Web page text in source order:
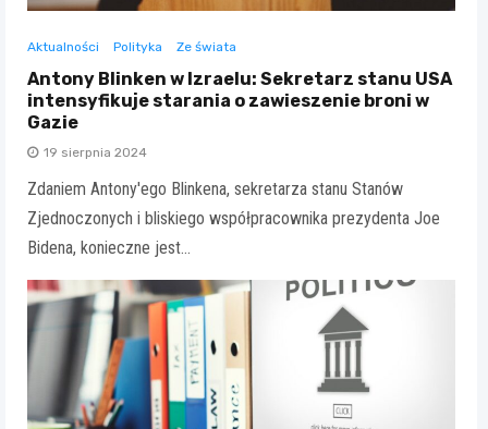
Aktualności Polityka Ze świata
Antony Blinken w Izraelu: Sekretarz stanu USA
intensyfikuje starania o zawieszenie broni w
Gazie
19 sierpnia 2024
Zdaniem Antony'ego Blinkena, sekretarza stanu Stanów
Zjednoczonych i bliskiego współpracownika prezydenta Joe
Bidena, konieczne jest…